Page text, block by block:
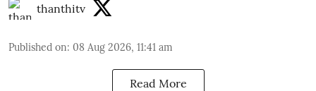
thanthitv
Published on: 08 Aug 2026, 11:41 am
Read More